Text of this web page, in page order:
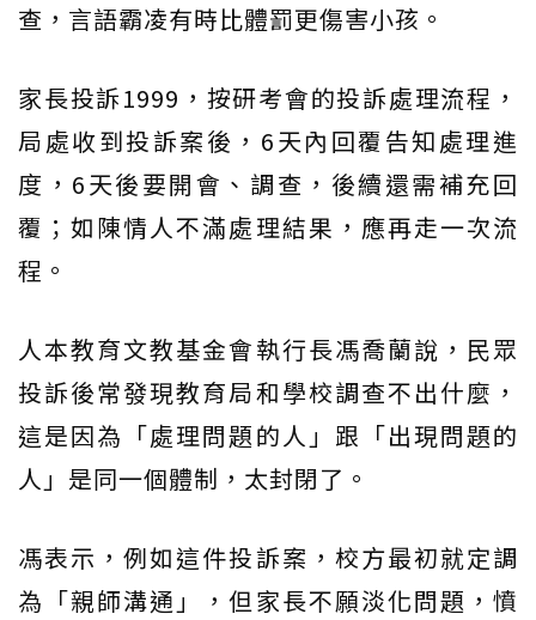
查，言語霸凌有時比體罰更傷害小孩。
家長投訴1999，按研考會的投訴處理流程，
局處收到投訴案後，6天內回覆告知處理進
度，6天後要開會、調查，後續還需補充回
覆；如陳情人不滿處理結果，應再走一次流
程。
人本教育文教基金會執行長馮喬蘭說，民眾
投訴後常發現教育局和學校調查不出什麼，
這是因為「處理問題的人」跟「出現問題的
人」是同一個體制，太封閉了。
馮表示，例如這件投訴案，校方最初就定調
為「親師溝通」，但家長不願淡化問題，憤